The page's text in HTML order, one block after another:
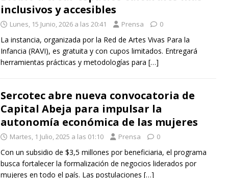
inclusivos y accesibles
Lunes, 15 Junio, 2026 a las 20:41 Prensa 0
La instancia, organizada por la Red de Artes Vivas Para la
Infancia (RAVI), es gratuita y con cupos limitados. Entregará
herramientas prácticas y metodologías para […]
Sercotec abre nueva convocatoria de
Capital Abeja para impulsar la
autonomía económica de las mujeres
Martes, 1 Julio, 2025 a las 01:10 Prensa 0
Con un subsidio de $3,5 millones por beneficiaria, el programa
busca fortalecer la formalización de negocios liderados por
mujeres en todo el país. Las postulaciones […]